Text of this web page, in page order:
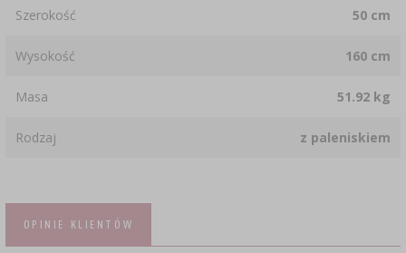
Szerokość 50 cm
Wysokość 160 cm
Masa 51.92 kg
Rodzaj z paleniskiem
OPINIE KLIENTÓW